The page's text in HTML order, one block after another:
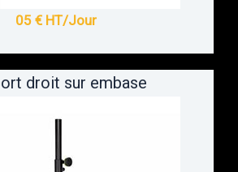
05 € HT/Jour
droit sur embase